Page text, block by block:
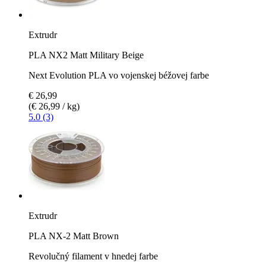
Extrudr
PLA NX2 Matt Military Beige
Next Evolution PLA vo vojenskej béžovej farbe
€ 26,99
(€ 26,99 / kg)
5.0 (3)
Extrudr
PLA NX-2 Matt Brown
Revolučný filament v hnedej farbe